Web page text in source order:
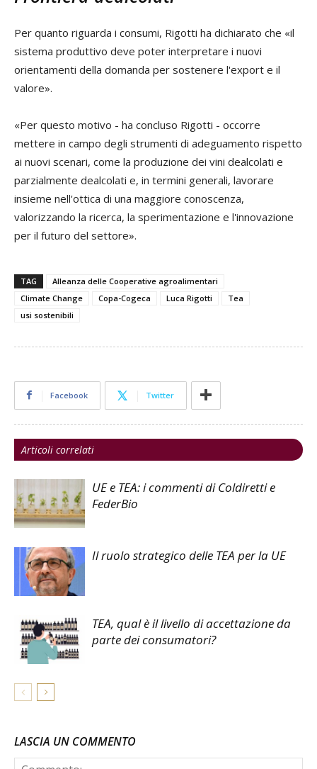
Per quanto riguarda i consumi, Rigotti ha dichiarato che «il
sistema produttivo deve poter interpretare i nuovi
orientamenti della domanda per sostenere l'export e il
valore».
«Per questo motivo - ha concluso Rigotti - occorre
mettere in campo degli strumenti di adeguamento rispetto
ai nuovi scenari, come la produzione dei vini dealcolati e
parzialmente dealcolati e, in termini generali, lavorare
insieme nell'ottica di una maggiore conoscenza,
valorizzando la ricerca, la sperimentazione e l'innovazione
per il futuro del settore».
TAG
Alleanza delle Cooperative agroalimentari
Climate Change
Copa-Cogeca Luca Rigotti
Tea
usi sostenibili
Facebook Twitter
Articoli correlati
UE e TEA: i commenti di Coldiretti e
FederBio
Il ruolo strategico delle TEA per la UE
TEA, qual è il livello di accettazione da
parte dei consumatori?
LASCIA UN COMMENTO